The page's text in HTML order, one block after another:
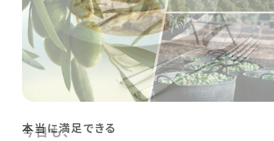
日本、そして世界から
本当に満足できる
今日も、